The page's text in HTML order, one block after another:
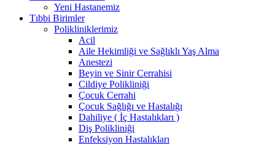
Yeni Hastanemiz
Tıbbi Birimler
Polikliniklerimiz
Acil
Aile Hekimliği ve Sağlıklı Yaş Alma
Anestezi
Beyin ve Sinir Cerrahisi
Cildiye Polikliniği
Çocuk Cerrahi
Çocuk Sağlığı ve Hastalığı
Dahiliye ( İç Hastalıkları )
Diş Polikliniği
Enfeksiyon Hastalıkları